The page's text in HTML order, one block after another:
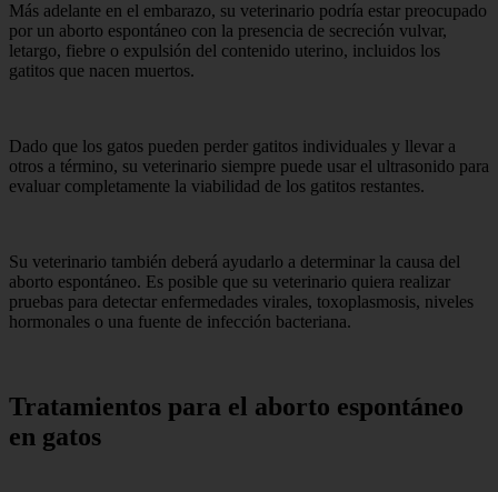
Más adelante en el embarazo, su veterinario podría estar preocupado
por un aborto espontáneo con la presencia de secreción vulvar,
letargo, fiebre o expulsión del contenido uterino, incluidos los
gatitos que nacen muertos.
Dado que los gatos pueden perder gatitos individuales y llevar a
otros a término, su veterinario siempre puede usar el ultrasonido para
evaluar completamente la viabilidad de los gatitos restantes.
Su veterinario también deberá ayudarlo a determinar la causa del
aborto espontáneo. Es posible que su veterinario quiera realizar
pruebas para detectar enfermedades virales, toxoplasmosis, niveles
hormonales o una fuente de infección bacteriana.
Tratamientos para el aborto espontáneo
en gatos